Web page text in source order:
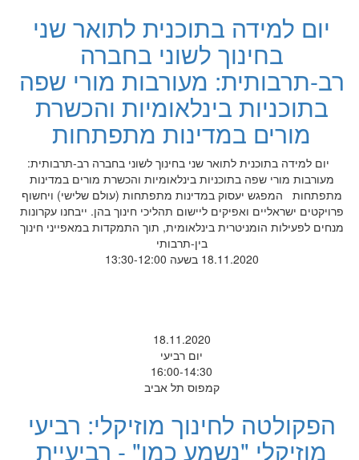
יום למידה בתוכנית לתואר שני
בחינוך לשוני בחברה
רב-תרבותית: מעורבות מורי שפה
בתוכניות בינלאומיות והכשרת
מורים במדינות מתפתחות
יום למידה בתוכנית לתואר שני בחינוך לשוני בחברה רב-תרבותית:
מעורבות מורי שפה בתוכניות בינלאומיות והכשרת מורים במדינות
מתפתחות המפגש יעסוק במדינות מתפתחות (עולם שלישי) ויחשוף
פרויקטים ישראליים ואפיקים ליישום תהליכי חינוך בהן. ייבחנו עקרונות
מנחים לפעילות הומניטרית בינלאומית, תוך התמקדות במאפייני חינוך
בין-תרבותי
18.11.2020 בשעה 13:30-12:00
18.11.2020
יום רביעי
16:00-14:30
קמפוס תל אביב
הפקולטה לחינוך מוזיקלי: רביעי
מוזיקלי "נשמע כמו" - רביעיית